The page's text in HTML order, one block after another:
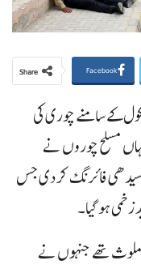
Share Facebook
کے سامنے چوری کی
مسلح چوروں نے
سیدھی فائرنگ کر دی جس
ہو گیا۔
ملوث تھے جنہوں نے